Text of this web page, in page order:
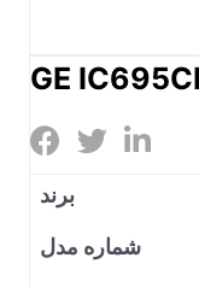
GE
برند
شماره مدل